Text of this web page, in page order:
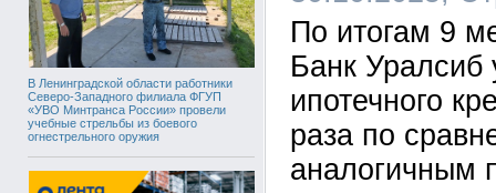
В Ленинградской области работники
Северо-Западного филиала ФГУП
«УВО Минтранса России» провели
учебные стрельбы из боевого
огнестрельного оружия
По итогам 9
Банк Уралсиб
ипотечного
раза по
аналогичным